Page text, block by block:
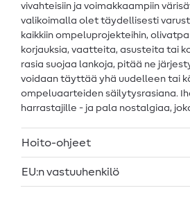
vivahteisiin ja voimakkaampiin
valikoimalla olet täydellisesti
kaikkiin ompeluprojekteihin,
korjauksia, vaatteita, asusteita tai
rasia suojaa lankoja, pitää ne
voidaan täyttää yhä uudelleen tai
ompeluaarteiden säilytysrasiana.
harrastajille - ja pala nostalgiaa,
Hoito-ohjeet
EU:n vastuuhenkilö